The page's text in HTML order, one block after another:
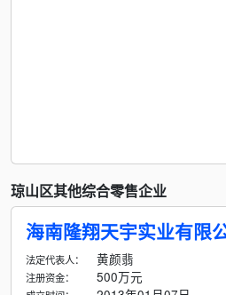
琼山区其他综合零售企业
海南隆翔天宇实业有限
法定代表人： 黄颜翡
注册资金： 500万元